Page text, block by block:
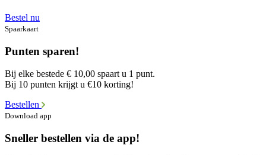
Bestel nu
Spaarkaart
Punten sparen!
Bij elke bestede € 10,00 spaart u 1 punt.
Bij 10 punten krijgt u €10 korting!
Bestellen
Download app
Sneller bestellen via de app!